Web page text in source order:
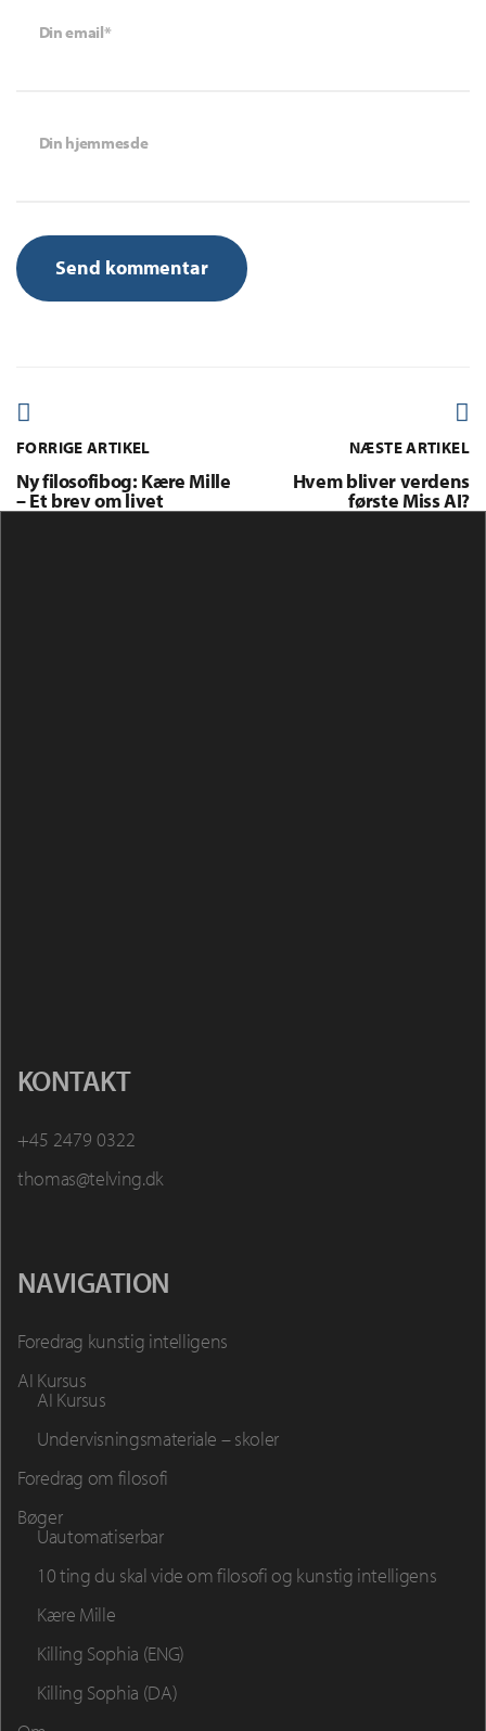
Din email*
Din hjemmesde
FORRIGE ARTIKEL
Ny filosofibog: Kære Mille
– Et brev om livet
NÆSTE ARTIKEL
Hvem bliver verdens
første Miss AI?
KONTAKT
+45 2479 0322
thomas@telving.dk
NAVIGATION
Foredrag kunstig intelligens
AI Kursus
AI Kursus
Undervisningsmateriale – skoler
Foredrag om filosofi
Bøger
Uautomatiserbar
10 ting du skal vide om filosofi og kunstig intelligens
Kære Mille
Killing Sophia (ENG)
Killing Sophia (DA)